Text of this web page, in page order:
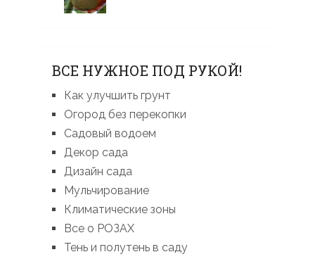
ВСЕ НУЖНОЕ ПОД РУКОЙ!
Как улучшить грунт
Огород без перекопки
Садовый водоем
Декор сада
Дизайн сада
Мульчирование
Климатические зоны
Все о РОЗАХ
Тень и полутень в саду